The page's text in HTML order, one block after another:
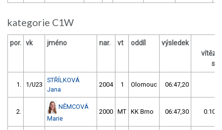
kategorie C1W
por. vk jméno nar. vt oddíl výsledek
s /
1. 1/U23
STŘÍLKOVÁ
Jana
2004 1 Olomouc 06:47,20
2.
NĚMCOVÁ
Marie
2000 MT KK Brno 06:47,30 0.10/